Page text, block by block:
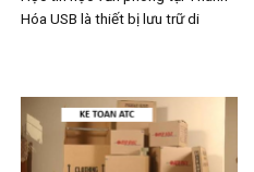
Hóa USB là thiết bị lưu trữ di